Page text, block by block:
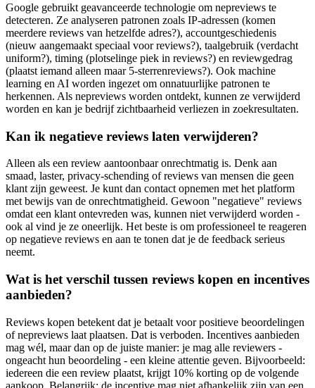
Google gebruikt geavanceerde technologie om nepreviews te
detecteren. Ze analyseren patronen zoals IP-adressen (komen
meerdere reviews van hetzelfde adres?), accountgeschiedenis
(nieuw aangemaakt speciaal voor reviews?), taalgebruik (verdacht
uniform?), timing (plotselinge piek in reviews?) en reviewgedrag
(plaatst iemand alleen maar 5-sterrenreviews?). Ook machine
learning en AI worden ingezet om onnatuurlijke patronen te
herkennen. Als nepreviews worden ontdekt, kunnen ze verwijderd
worden en kan je bedrijf zichtbaarheid verliezen in zoekresultaten.
Kan ik negatieve reviews laten verwijderen?
Alleen als een review aantoonbaar onrechtmatig is. Denk aan
smaad, laster, privacy-schending of reviews van mensen die geen
klant zijn geweest. Je kunt dan contact opnemen met het platform
met bewijs van de onrechtmatigheid. Gewoon "negatieve" reviews
omdat een klant ontevreden was, kunnen niet verwijderd worden -
ook al vind je ze oneerlijk. Het beste is om professioneel te reageren
op negatieve reviews en aan te tonen dat je de feedback serieus
neemt.
Wat is het verschil tussen reviews kopen en incentives
aanbieden?
Reviews kopen betekent dat je betaalt voor positieve beoordelingen
of nepreviews laat plaatsen. Dat is verboden. Incentives aanbieden
mag wél, maar dan op de juiste manier: je mag alle reviewers -
ongeacht hun beoordeling - een kleine attentie geven. Bijvoorbeeld:
iedereen die een review plaatst, krijgt 10% korting op de volgende
aankoop. Belangrijk: de incentive mag niet afhankelijk zijn van een